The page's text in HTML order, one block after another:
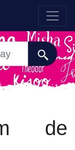
de